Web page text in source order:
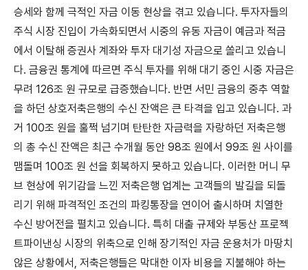
승세와 함께 극적인 자금 이동 현상을 겪고 있습니다. 투자자들의
주식 시장 진입이 가속화되면서 시중의 유동 자금이 예금과 적금
에서 이탈해 증권사 계좌와 투자 대기성 자금으로 쏠리고 있습니
다. 금융권 통계에 따르면 주식 투자를 위해 대기 중인 시중 자금은
무려 126조 원 규모로 급증했습니다. 반면 서민 금융의 중추 역할
을 하던 상호저축은행의 수신 잔액은 큰 타격을 입고 있습니다. 과
거 100조 원을 훌쩍 넘기며 탄탄한 자금력을 자랑하던 저축은행
의 총 수신 잔액은 최근 수개월 동안 98조 원에서 99조 원 사이를
맴돌며 100조 원 선을 회복하지 못하고 있습니다. 이러한 머니 무
브 현상에 위기감을 느낀 저축은행 업계는 고객들의 발길을 되돌
리기 위해 파격적인 조건의 파킹통장을 연이어 출시하며 치열한
수신 방어전을 펼치고 있습니다. 특히 대출 규제와 부동산 프로젝
트파이낸싱 시장의 위축으로 인해 장기적인 자금 운용처가 마땅치
않은 상황에서, 저축은행들은 막대한 이자 비용을 지불해야 하는